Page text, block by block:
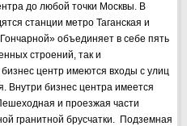
до любой точки Москвы. В
станции метро Таганская и
объединяет в себе пять
строений, так и
центр имеются входы с улиц
Внутри бизнес центра имеется
и проезжая части
гранитной брусчатки. Подземная